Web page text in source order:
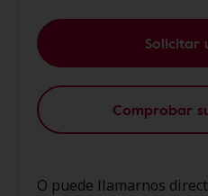
Solicitar
Comprobar
O puede llamarnos